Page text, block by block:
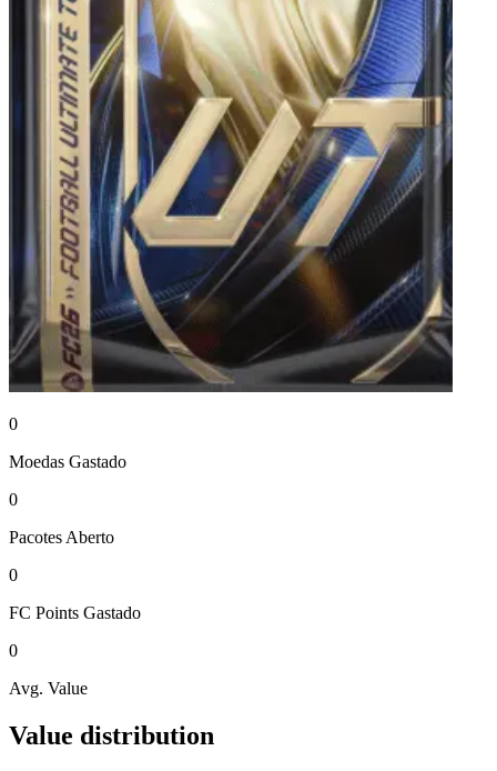
0
Moedas Gastado
0
Pacotes Aberto
0
FC Points Gastado
0
Avg. Value
Value distribution